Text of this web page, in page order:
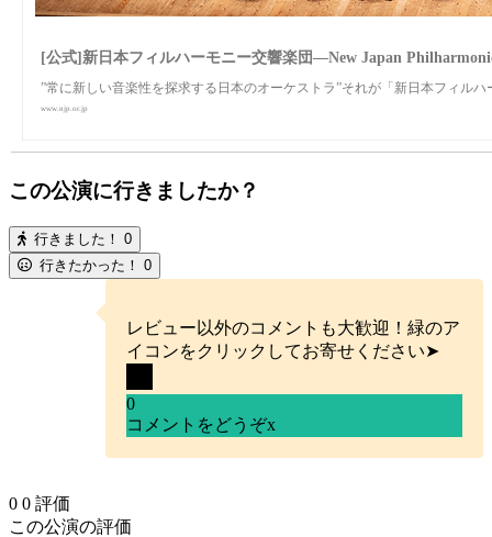
[公式]新日本フィルハーモニー交響楽団—New Japan
”常に新しい音楽性を探求する日本のオーケストラ”それが「新日本フィル
www.njp.or.jp
この公演に行きましたか？
行きました！ 0
行きたかった！ 0
レビュー以外のコメントも大歓迎！緑のア
イコンをクリックしてお寄せください➤
0
コメントをどうぞx
0 0 評価
この公演の評価